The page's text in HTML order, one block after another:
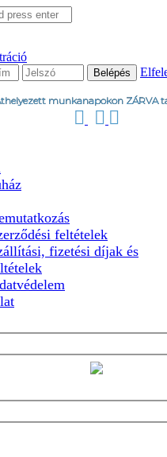
munkanapokon ZÁRVA
feltételek
fizetési díjak és